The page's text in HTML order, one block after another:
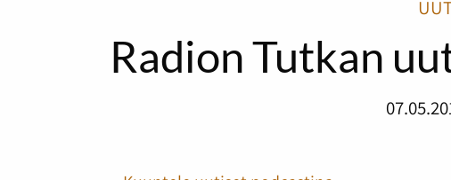
Radion Tutkan